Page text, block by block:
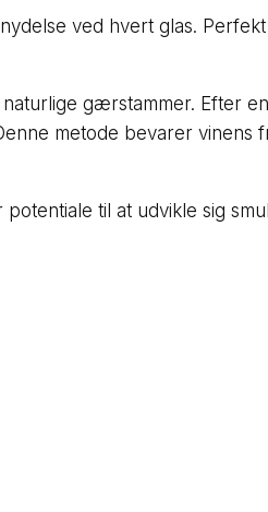
ved hvert glas.
gærstammer. Efter
metode bevarer vinens
til at udvikle sig